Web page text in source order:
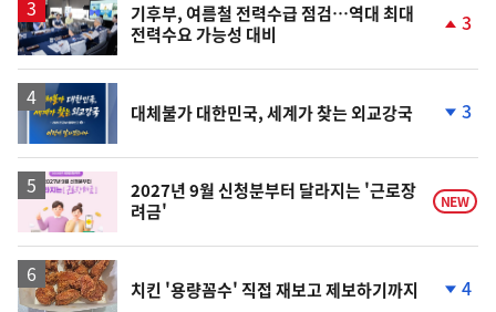
기후부, 여름철 전력수급 점검…역대 최대
전력수요 가능성 대비
상
3
대체불가 대한민국, 세계가 찾는 외교강국
하
락
3
2027년 9월 신청분부터 달라지는 '근로장
려금'
NEW
치킨 '용량꼼수' 직접 재보고 제보하기까지 4